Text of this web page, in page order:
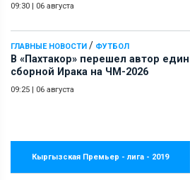
09:30 | 06 августа
ГЛАВНЫЕ НОВОСТИ / ФУТБОЛ
В «Пахтакор» перешел автор
сборной Ирака на ЧМ-2026
09:25 | 06 августа
Кыргызская Премьер - лига - 2019